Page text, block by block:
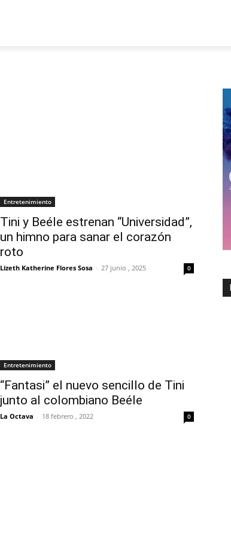
Entretenimiento
Tini y Beéle estrenan “Universidad”,
un himno para sanar el corazón
roto
Lizeth Katherine Flores Sosa - 27 junio , 2025 0
Entretenimiento
“Fantasi” el nuevo sencillo de Tini
junto al colombiano Beéle
La Octava - 18 febrero , 2022 0